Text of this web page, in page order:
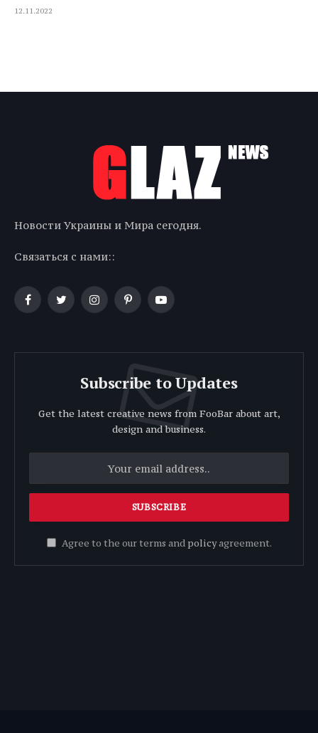
12.11.2022
Новости Украины и Мира сегодня.
Связаться с нами::
FacebookTwitterInstagramPinterestYouTube
Subscribe to Updates
Get the latest creative news from FooBar about art,
design and business.
Agree to the our terms andpolicyagreement.